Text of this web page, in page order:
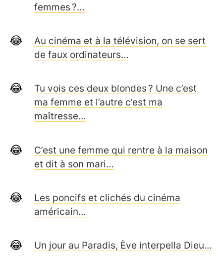
femmes ?…
Au cinéma et à la télévision, on se sert
de faux ordinateurs…
Tu vois ces deux blondes ? Une c’est
ma femme et l’autre c’est ma
maîtresse…
C’est une femme qui rentre à la maison
et dit à son mari…
Les poncifs et clichés du cinéma
américain…
Un jour au Paradis, Ève interpella Dieu…